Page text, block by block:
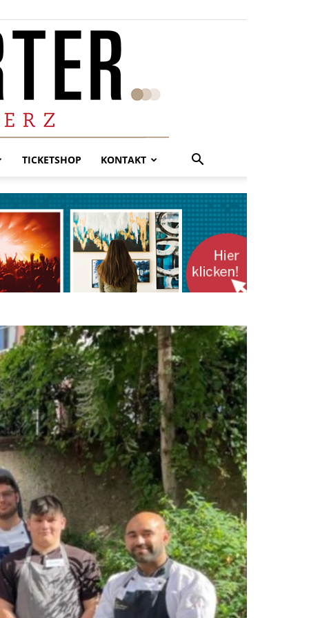
TICKETSHOP KONTAKT